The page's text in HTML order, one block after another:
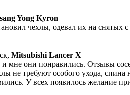
Yong Kyron
чехлы, одевал их на
Mitsubishi Lancer X
и мне они понравились. Отзывы
не требуют особого ухода,
У всех появилось желание